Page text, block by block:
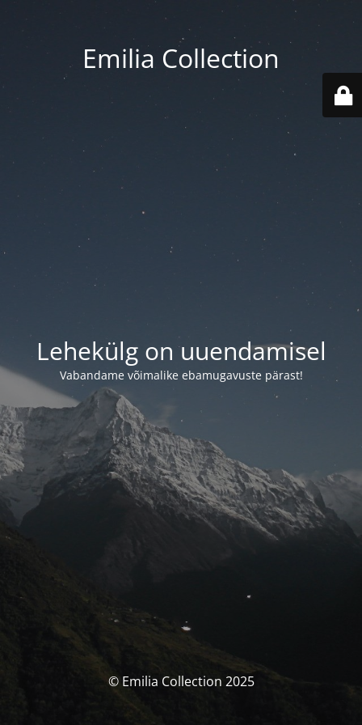
Emilia Collection
Lehekülg on uuendamisel
Vabandame võimalike ebamugavuste pärast!
© Emilia Collection 2025